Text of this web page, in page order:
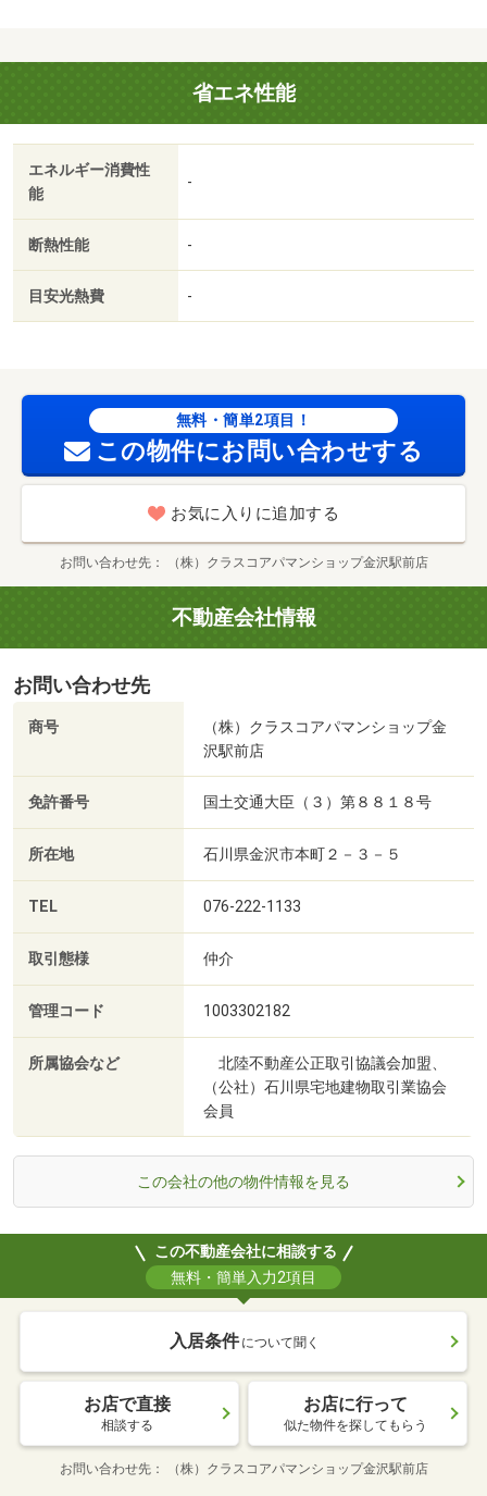
ーホン／室内洗濯置／温水洗浄便座／ＣＡＴＶ／即入居可
／敷金不要／照明付／保証人不要／プロパンガス／礼金１
ヶ月／保証会社利用可／アルビス（株）／大友店（スーパ
ー）まで６２３ｍ／スギ薬局 畝田店（その他）まで１１
１７ｍ／ローソン金沢藤江北店（コンビニ）まで１３９３
ｍ／スターバックスコーヒー 藤江店（飲食店）まで１４
１６４９ｍ/賃貸戸数:6戸
省エネ性能
エネルギー消費性
能
-
断熱性能 -
目安光熱費 -
無料・簡単2項目！
この物件にお問い合わせする
お気に入りに追加する
お問い合わせ先 （株）クラスコアパマンショップ金沢駅前店
不動産会社情報
お問い合わせ先
商号
（株）クラスコアパマンショップ金
沢駅前店
免許番号 国土交通大臣（３）第８８１８号
所在地 石川県金沢市本町２－３－５
TEL 076-222-1133
取引態様 仲介
管理コード 1003302182
所属協会など
北陸不動産公正取引協議会加盟、
（公社）石川県宅地建物取引業協会
会員
この会社の他の物件情報を見る
この不動産会社に相談する
無料・簡単入力2項目
入居条件 について聞く
お店で直接
相談する
お店に行って
似た物件を探してもらう
お問い合わせ先 （株）クラスコアパマンショップ金沢駅前店